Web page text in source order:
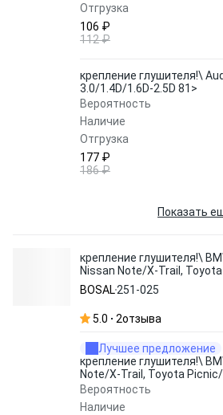
Отгрузка
106 ₽
112 ₽
крепление глушителя!\
3.0/1.4D/1.6D-2.5D 81>
Вероятность
Наличие
Отгрузка
177 ₽
186 ₽
Показать
крепление глушителя!\
Nissan Note/X-Trail,
96> 251-025 BOSAL
BOSAL251-025
5.0 2отзыва
Лучшее предложение
крепление глушителя!\
Note/X-Trail, Toyota
Вероятность
Наличие